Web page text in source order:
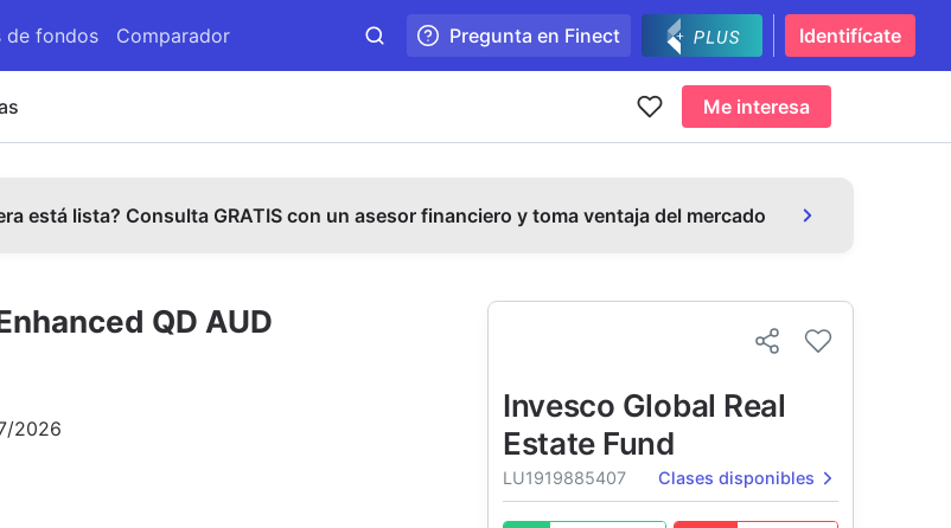
de fondos Comparador Pregunta en Finect Identifícate
Me interesa
está lista? Consulta GRATIS con un asesor financiero y toma ventaja del mercado
QD AUD
2026
Invesco Global Real
Estate Fund
LU1919885407 Clases disponibles